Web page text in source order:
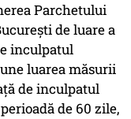
Parchetului
de luare a
inculpatul
luarea măsurii
de inculpatul
de 60 zile,